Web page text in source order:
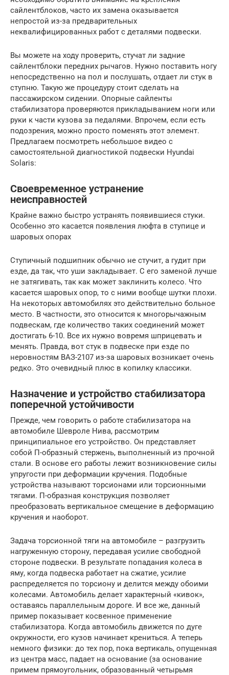
сайлентблоков, часто их замена оказывается
непростой из-за предварительных
неквалифицированных работ с деталями подвески.
Вы можете на ходу проверить, стучат ли задние
сайлентблоки передних рычагов. Нужно поставить ногу
непосредственно на пол и послушать, отдает ли стук в
ступню. Такую же процедуру стоит сделать на
пассажирском сидении. Опорные сайленты
стабилизатора проверяются прикладыванием ноги или
руки к части кузова за педалями. Впрочем, если есть
подозрения, можно просто поменять этот элемент.
Предлагаем посмотреть небольшое видео с
самостоятельной диагностикой подвески Hyundai
Solaris:
Своевременное устранение
неисправностей
Крайне важно быстро устранять появившиеся стуки.
Особенно это касается появления люфта в ступице и
шаровых опорах
Ступичный подшипник обычно не стучит, а гудит при
езде, да так, что уши закладывает. С его заменой лучше
не затягивать, так как может заклинить колесо. Что
касается шаровых опор, то с ними вообще шутки плохи.
На некоторых автомобилях это действительно больное
место. В частности, это относится к многорычажным
подвескам, где количество таких соединений может
достигать 6-10. Все их нужно вовремя шприцевать и
менять. Правда, вот стук в подвеске при езде по
неровностям ВАЗ-2107 из-за шаровых возникает очень
редко. Это очевидный плюс в копилку классики.
Назначение и устройство стабилизатора
поперечной устойчивости
Прежде, чем говорить о работе стабилизатора на
автомобиле Шевроле Нива, рассмотрим
принципиальное его устройство. Он представляет
собой П-образный стержень, выполненный из прочной
стали. В основе его работы лежит возникновение силы
упругости при деформации кручения. Подобные
устройства называют торсионами или торсионными
тягами. П-образная конструкция позволяет
преобразовать вертикальное смещение в деформацию
кручения и наоборот.
Задача торсионной тяги на автомобиле – разгрузить
нагруженную сторону, передавая усилие свободной
стороне подвески. В результате попадания колеса в
яму, когда подвеска работает на сжатие, усилие
распределяется по торсиону и делится между обоими
колесами. Автомобиль делает характерный «кивок»,
оставаясь параллельным дороге. И все же, данный
пример показывает косвенное применение
стабилизатора. Когда автомобиль движется по дуге
окружности, его кузов начинает крениться. А теперь
немного физики: до тех пор, пока вертикаль, опущенная
из центра масс, падает на основание (за основание
примем прямоугольник, образованный четырьмя